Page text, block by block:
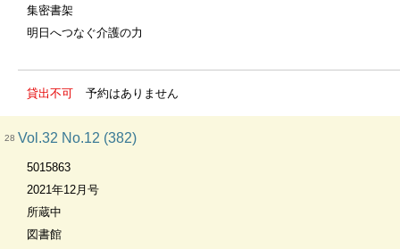
集密書架
明日へつなぐ介護の力
貸出不可 予約はありません
28 Vol.32 No.12 (382)
5015863
2021年12月号
所蔵中
図書館